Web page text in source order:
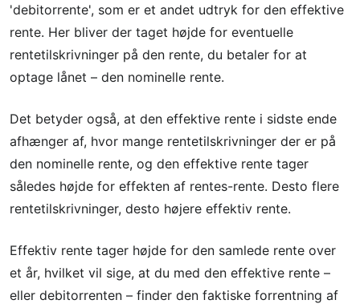
'debitorrente', som er et andet udtryk for den effektive
rente. Her bliver der taget højde for eventuelle
rentetilskrivninger på den rente, du betaler for at
optage lånet – den nominelle rente.
Det betyder også, at den effektive rente i sidste ende
afhænger af, hvor mange rentetilskrivninger der er på
den nominelle rente, og den effektive rente tager
således højde for effekten af rentes-rente. Desto flere
rentetilskrivninger, desto højere effektiv rente.
Effektiv rente tager højde for den samlede rente over
et år, hvilket vil sige, at du med den effektive rente –
eller debitorrenten – finder den faktiske forrentning af